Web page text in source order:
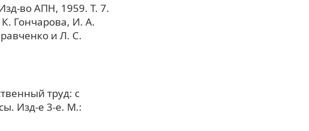
во АПН, 1959. Т. 7.
Гончарова, И. А.
и Л. С.
труд: с
Изд-е 3-е. М.: